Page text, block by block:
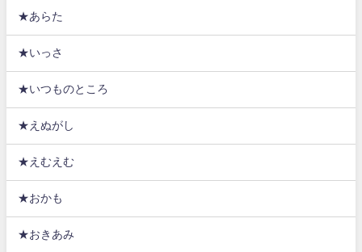
★あらた
★いっさ
★いつものところ
★えぬがし
★えむえむ
★おかも
★おきあみ